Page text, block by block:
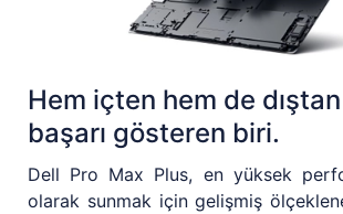
Hem içten hem de
başarı gösteren biri.
Dell Pro Max Plus, en yüksek
olarak sunmak için gelişmiş